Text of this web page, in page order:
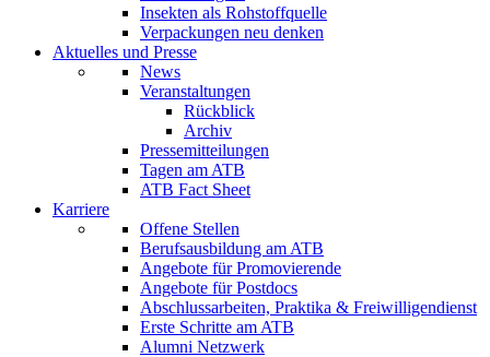
Insekten als Rohstoffquelle
Verpackungen neu denken
Aktuelles und Presse
News
Veranstaltungen
Rückblick
Archiv
Pressemitteilungen
Tagen am ATB
ATB Fact Sheet
Karriere
Offene Stellen
Berufsausbildung am ATB
Angebote für Promovierende
Angebote für Postdocs
Abschlussarbeiten, Praktika & Freiwilligendienst
Erste Schritte am ATB
Alumni Netzwerk